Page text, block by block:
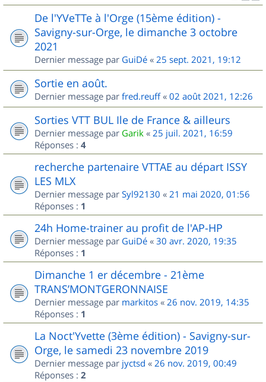
De l'YVeTTe à l'Orge (15ème édition) -
Savigny-sur-Orge, le dimanche 3 octobre
2021
Dernier message par GuiDé « 25 sept. 2021, 19:12
Sortie en août.
Dernier message par fred.reuff« 02 août 2021, 12:26
Sorties VTT BUL Ile de France & ailleurs
Dernier message par Garik « 25 juil. 2021, 16:59
Réponses : 4
recherche partenaire VTTAE au départ ISSY
LES MLX
Dernier message par Syl92130 « 21 mai 2020, 01:56
Réponses : 1
24h Home-trainer au profit de l'AP-HP
Dernier message par GuiDé « 30 avr. 2020, 19:35
Réponses : 1
Dimanche 1 er décembre - 21ème
TRANS’MONTGERONNAISE
Dernier message par markitos « 26 nov. 2019, 14:35
Réponses : 1
La Noct'Yvette (3ème édition) - Savigny-sur-
Orge, le samedi 23 novembre 2019
Dernier message par jyctsd « 26 nov. 2019, 00:49
Réponses : 2